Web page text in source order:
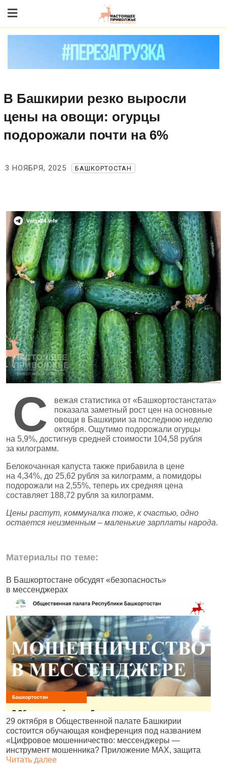
to content
В Башкирии резко выросли
цены на овощи: огурцы
подорожали почти на 6%
3 НОЯБРЯ, 2025 БАШКОРТОСТАН
С
вежая статистика от «Башкортостанстата»
показала заметный рост цен на основные
овощи в Башкирии за последнюю неделю
октября. Ощутимо подорожали огурцы
на 5,9%, достигнув средней стоимости 104,58 рубля
за килограмм.
Белокочанная капуста также прибавила в цене
на 4,34%, до 25,62 рубля за килограмм, а помидоры
подорожали на 2,55%, теперь их средняя цена
составляет 188,72 рубля за килограмм.
Цены растут, коммуналка тоже, к счастью, одно
остается неизменным – маленькие зарплаты народа.
Материалы по теме:
В Башкортостане обсудят «безопасность»
в мессенджерах
29 октября в Общественной палате Башкирии
состоится обучающая конференция под названием
«Цифровое мошенничество: мессенджеры —
инструмент мошенника? Приложение MAX, защита
Читать далее